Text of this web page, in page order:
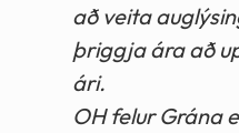
að veita
þriggja ára að
ári.
OH felur Grána